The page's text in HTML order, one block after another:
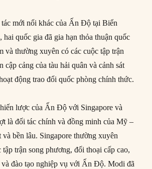
mới nổi khác của Ấn Độ tại Biển
quốc gia đã gia hạn thỏa thuận quốc
và thường xuyên có các cuộc tập trận
cập cảng của tàu hải quân và cảnh sát
động trao đổi quốc phòng chính thức.
lược của Ấn Độ với Singapore và
là đối tác chính và đồng minh của Mỹ –
và bền lâu. Singapore thường xuyên
tập trận song phương, đối thoại cấp cao,
và đào tạo nghiệp vụ với Ấn Độ. Modi đã